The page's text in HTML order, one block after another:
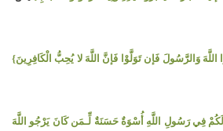
وَالرَّسُولَ فَإن تَوَلَّوْا فَإنَّ اللَّهَ لا يُحِبُّ الْكَافِرِينَ}
فِي رَسُولِ اللَّهِ أُسْوَةٌ حَسَنَةٌ لِّـمَن كَانَ يَرْجُو اللَّهَ